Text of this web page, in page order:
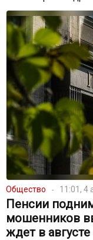
Общество 11:01, 4
Пенсии
мошенников
ждет в августе